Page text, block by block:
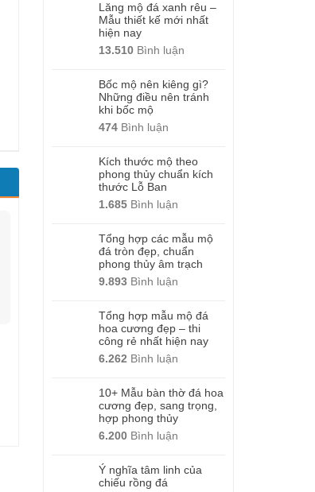
Lăng mộ đá xanh rêu –
Mẫu thiết kế mới nhất
hiện nay
13.510 Bình luận
Bốc mộ nên kiêng gì?
Những điều nên tránh
khi bốc mộ
474 Bình luận
Kích thước mộ theo
phong thủy chuẩn kích
thước Lỗ Ban
1.685 Bình luận
Tổng hợp các mẫu mộ
đá tròn đẹp, chuẩn
phong thủy âm trạch
9.893 Bình luận
Tổng hợp mẫu mộ đá
hoa cương đẹp – thi
công rẻ nhất hiện nay
6.262 Bình luận
10+ Mẫu bàn thờ đá hoa
cương đẹp, sang trọng,
hợp phong thủy
6.200 Bình luận
Ý nghĩa tâm linh của
chiếu rồng đá
Mộ đôi – Mẫu 15